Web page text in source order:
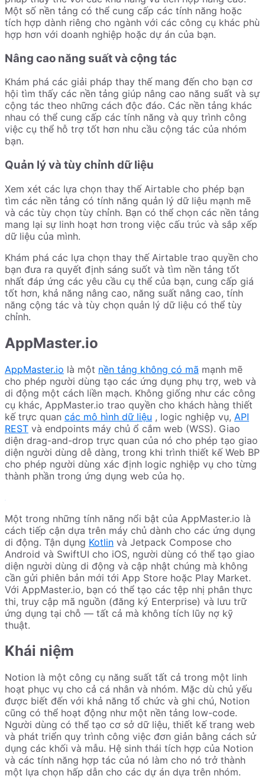
Một số nền tảng có thể cung cấp các tính năng hoặc
tích hợp dành riêng cho ngành với các công cụ khác phù
hợp hơn với doanh nghiệp hoặc dự án của bạn.
Nâng cao năng suất và cộng tác
Khám phá các giải pháp thay thế mang đến cho bạn cơ
hội tìm thấy các nền tảng giúp nâng cao năng suất và sự
cộng tác theo những cách độc đáo. Các nền tảng khác
nhau có thể cung cấp các tính năng và quy trình công
việc cụ thể hỗ trợ tốt hơn nhu cầu cộng tác của nhóm
bạn.
Quản lý và tùy chỉnh dữ liệu
Xem xét các lựa chọn thay thế Airtable cho phép bạn
tìm các nền tảng có tính năng quản lý dữ liệu mạnh mẽ
và các tùy chọn tùy chỉnh. Bạn có thể chọn các nền tảng
mang lại sự linh hoạt hơn trong việc cấu trúc và sắp xếp
dữ liệu của mình.
Khám phá các lựa chọn thay thế Airtable trao quyền cho
bạn đưa ra quyết định sáng suốt và tìm nền tảng tốt
nhất đáp ứng các yêu cầu cụ thể của bạn, cung cấp giá
tốt hơn, khả năng nâng cao, năng suất nâng cao, tính
năng cộng tác và tùy chọn quản lý dữ liệu có thể tùy
chỉnh.
AppMaster.io
AppMaster.io là một nền tảng không có mã mạnh mẽ
cho phép người dùng tạo các ứng dụng phụ trợ, web và
di động một cách liền mạch. Không giống như các công
cụ khác, AppMaster.io trao quyền cho khách hàng thiết
kế trực quan các mô hình dữ liệu , logic nghiệp vụ, API
REST và endpoints máy chủ ổ cắm web (WSS). Giao
diện drag-and-drop trực quan của nó cho phép tạo giao
diện người dùng dễ dàng, trong khi trình thiết kế Web BP
cho phép người dùng xác định logic nghiệp vụ cho từng
thành phần trong ứng dụng web của họ.
Một trong những tính năng nổi bật của AppMaster.io là
cách tiếp cận dựa trên máy chủ dành cho các ứng dụng
di động. Tận dụng Kotlin và Jetpack Compose cho
Android và SwiftUI cho iOS, người dùng có thể tạo giao
diện người dùng di động và cập nhật chúng mà không
cần gửi phiên bản mới tới App Store hoặc Play Market.
Với AppMaster.io, bạn có thể tạo các tệp nhị phân thực
thi, truy cập mã nguồn (đăng ký Enterprise) và lưu trữ
ứng dụng tại chỗ — tất cả mà không tích lũy nợ kỹ
thuật.
Khái niệm
Notion là một công cụ năng suất tất cả trong một linh
hoạt phục vụ cho cả cá nhân và nhóm. Mặc dù chủ yếu
được biết đến với khả năng tổ chức và ghi chú, Notion
cũng có thể hoạt động như một nền tảng low-code.
Người dùng có thể tạo cơ sở dữ liệu, thiết kế trang web
và phát triển quy trình công việc đơn giản bằng cách sử
dụng các khối và mẫu. Hệ sinh thái tích hợp của Notion
và các tính năng hợp tác của nó làm cho nó trở thành
một lựa chọn hấp dẫn cho các dự án dựa trên nhóm.